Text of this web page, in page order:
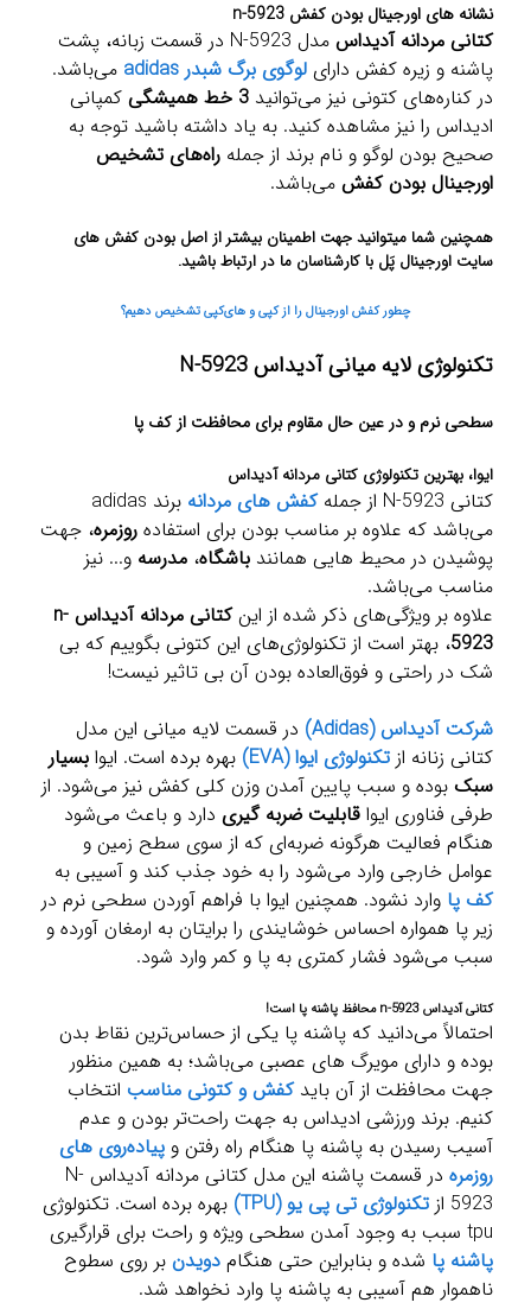
نشانه های اورجینال بودن کفش n-5923
کتانی مردانه آدیداس
مدل N-5923 در قسمت زبانه، پشت
پاشنه و زیره کفش دارای لوگوی برگ شبدر adidas
می‌باشد.
در کناره‌های کتونی نیز می‌توانید 3 خط همیشگی
کمپانی
ادیداس را نیز مشاهده کنید. به یاد داشته باشید توجه به
صحیح بودن لوگو و نام برند از جمله راه‌های تشخیص
اورجینال بودن کفش می‌باشد.
همچنین شما میتوانید جهت اطمینان بیشتر از اصل بودن کفش های
سایت اورجینال پَل با کارشناسان ما در ارتباط باشید.
چطور کفش اورجینال را از کپی و های‌کپی تشخیص دهیم؟
تکنولوژی لایه میانی آدیداس N-5923
سطحی نرم و در عین حال مقاوم برای محافظت از کف پا
ایوا، بهترین تکنولوژی کتانی مردانه آدیداس
کتانی N-5923 از جمله کفش های مردانه
برند adidas
می‌باشد که علاوه بر مناسب بودن برای استفاده روزمره، جهت
پوشیدن در محیط هایی همانند باشگاه، مدرسه و... نیز
مناسب می‌باشد.
علاوه بر ویژگی‌های ذکر شده از این
کتانی مردانه آدیداس n-
5923، بهتر است از تکنولوژی‌های این کتونی بگوییم که بی
شک در راحتی و فوق‌العاده بودن آن بی تاثیر نیست!
شرکت آدیداس (Adidas)
در قسمت لایه میانی این مدل
کتانی زنانه از تکنولوژی ایوا (EVA) بهره برده است. ایوا بسیار
سبک بوده و سبب پایین آمدن وزن کلی کفش نیز می‌شود. از
طرفی فناوری ایوا قابلیت ضربه گیری دارد و باعث می‌شود
هنگام فعالیت هرگونه ضربه‌ای که از سوی سطح زمین و
عوامل خارجی وارد می‌شود را به خود جذب کند و آسیبی به
کف پا وارد نشود. همچنین ایوا با فراهم آوردن سطحی نرم در
زیر پا همواره احساس خوشایندی را برایتان به ارمغان آورده و
سبب می‌شود فشار کمتری به پا و کمر وارد شود.
کتانی آدیداس n-5923 محافظ پاشنه پا است!
احتمالاً می‌دانید که پاشنه پا یکی از حساس‌ترین نقاط بدن
بوده و دارای مویرگ های عصبی می‌باشد؛ به همین منظور
جهت محافظت از آن بایدکفش و کتونی مناسب انتخاب
کنیم. برند ورزشی ادیداس به جهت راحت‌تر بودن و عدم
آسیب رسیدن به پاشنه پا هنگام راه رفتن و پیاده‌روی های
روزمره
در قسمت پاشنه این مدل کتانی مردانه آدیداس N-
5923 از
تکنولوژی تی پی یو (TPU)
بهره برده است. تکنولوژی
tpu سبب به وجود آمدن سطحی ویژه و راحت برای قرارگیری
پاشنه پا شده و بنابراین حتی هنگام دویدن بر روی سطوح
ناهموار هم آسیبی به پاشنه پا وارد نخواهد شد.